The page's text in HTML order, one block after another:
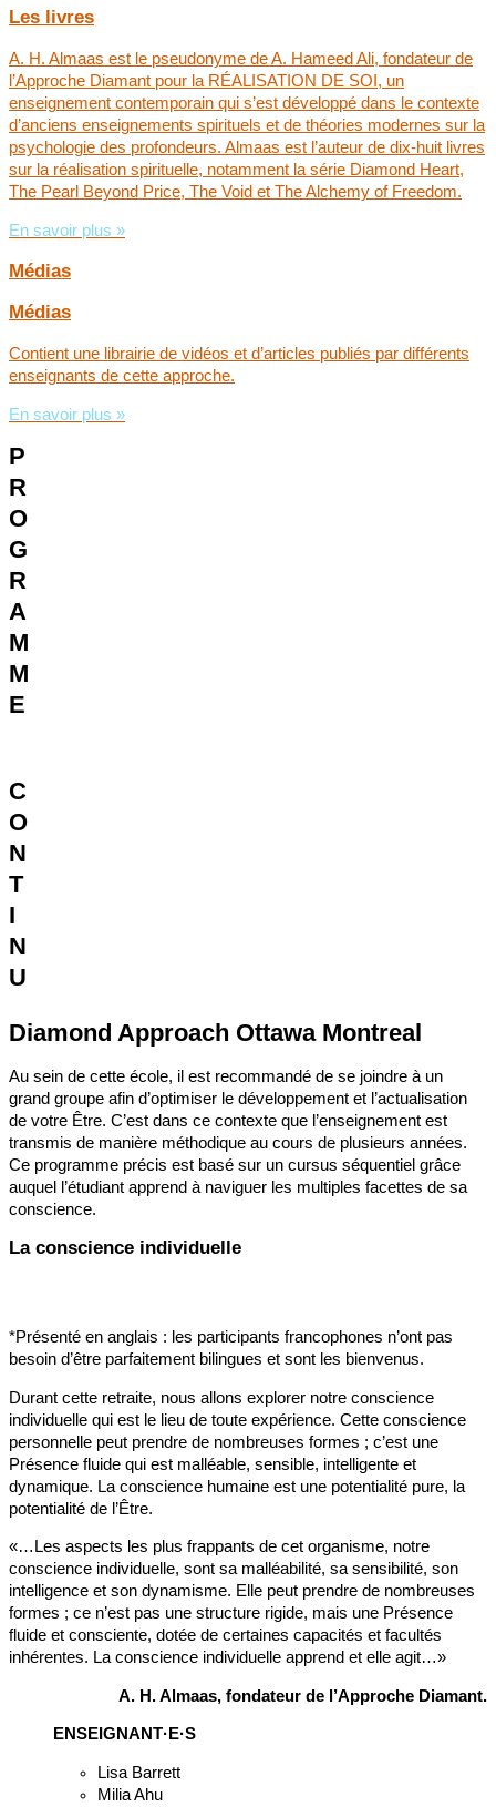
Les livres
A. H. Almaas est le pseudonyme de A. Hameed Ali, fondateur de
l’Approche Diamant pour la RÉALISATION DE SOI, un
enseignement contemporain qui s’est développé dans le contexte
d’anciens enseignements spirituels et de théories modernes sur la
psychologie des profondeurs. Almaas est l’auteur de dix-huit livres
sur la réalisation spirituelle, notamment la série Diamond Heart,
The Pearl Beyond Price, The Void et The Alchemy of Freedom.
En savoir plus »
Médias
Médias
Contient une librairie de vidéos et d’articles publiés par différents
enseignants de cette approche.
En savoir plus »
P
R
O
G
R
A
M
M
E
C
O
N
T
I
N
U
Diamond Approach Ottawa Montreal
Au sein de cette école, il est recommandé de se joindre à un
grand groupe afin d’optimiser le développement et l’actualisation
de votre Être. C’est dans ce contexte que l’enseignement est
transmis de manière méthodique au cours de plusieurs années.
Ce programme précis est basé sur un cursus séquentiel grâce
auquel l’étudiant apprend à naviguer les multiples facettes de sa
conscience.
La conscience individuelle
*Présenté en anglais : les participants francophones n’ont pas
besoin d’être parfaitement bilingues et sont les bienvenus.
Durant cette retraite, nous allons explorer notre conscience
individuelle qui est le lieu de toute expérience. Cette conscience
personnelle peut prendre de nombreuses formes ; c’est une
Présence fluide qui est malléable, sensible, intelligente et
dynamique. La conscience humaine est une potentialité pure, la
potentialité de l’Être.
«…Les aspects les plus frappants de cet organisme, notre
conscience individuelle, sont sa malléabilité, sa sensibilité, son
intelligence et son dynamisme. Elle peut prendre de nombreuses
formes ; ce n’est pas une structure rigide, mais une Présence
fluide et consciente, dotée de certaines capacités et facultés
inhérentes. La conscience individuelle apprend et elle agit…»
A. H. Almaas, fondateur de l’Approche Diamant.
ENSEIGNANT·E·S
Lisa Barrett
Milia Ahu